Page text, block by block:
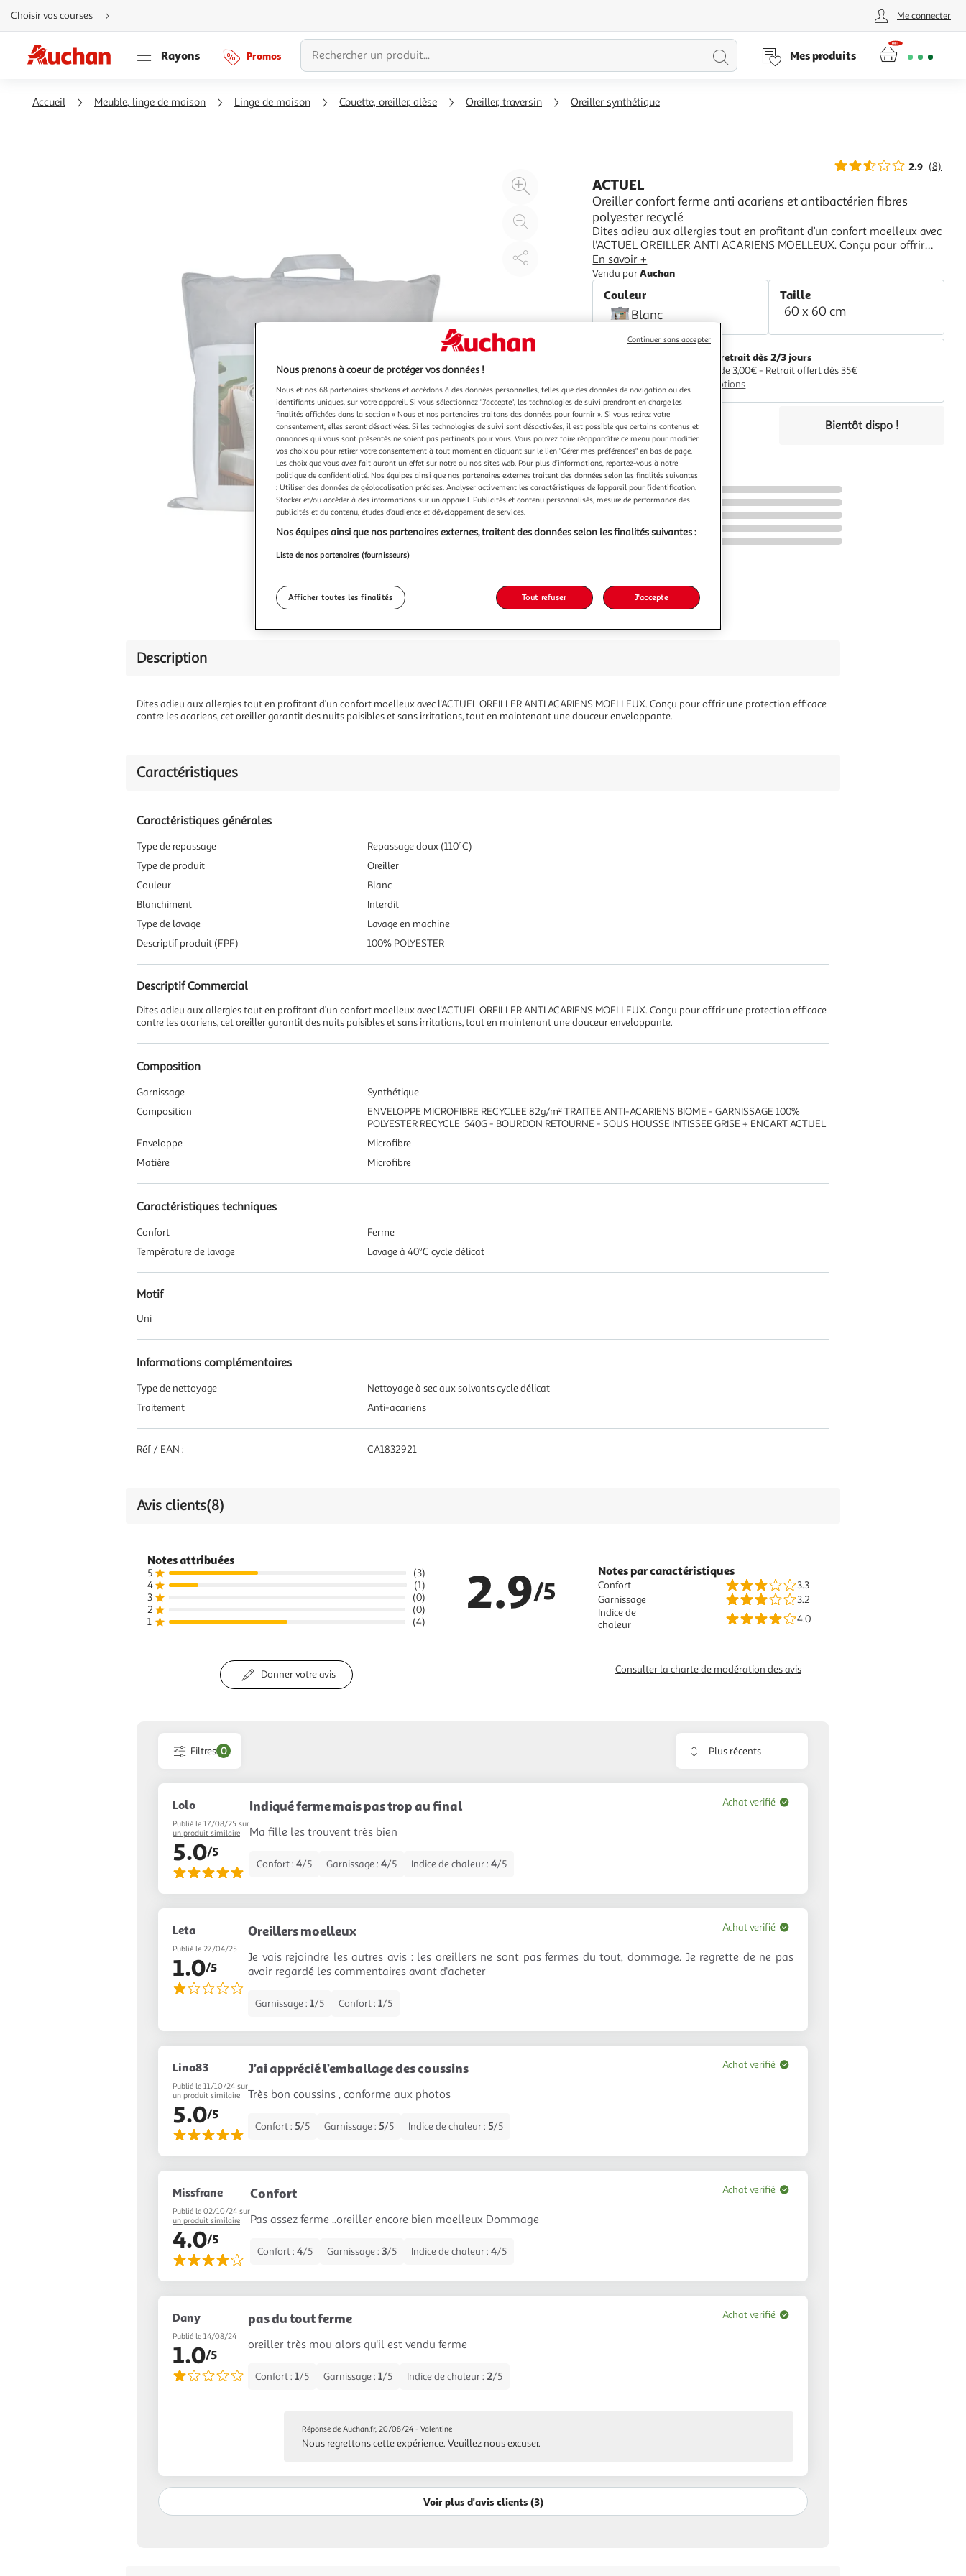
Aller
directement
au
Aller
directement
à
Aller
directement
Choisir vos courses Me connecter
Rayons Promos
Lancer
Mes produits
Accueil Meuble, linge de maison Linge de maison Couette, oreiller, alèse Oreiller, traversin Oreiller synthétique
Agrandir
l'illustration
l'illustration
Partager
2.9 (8)
ACTUEL
Oreiller confort ferme anti acariens et antibactérien fibres
polyester recyclé
Dites adieu aux allergies tout en profitant d’un confort moelleux avec
l'ACTUEL OREILLER ANTI ACARIENS MOELLEUX. Conçu pour offrir
une protection efficace contre les acariens, cet oreiller garantit des
nuits paisibles et sans irritations, tout en maintenant une douceur
enveloppante.
En savoir +
Vendu parAuchan
Couleur
Blanc
Taille
60 x 60 cm
Livr. ou retrait dès 2/3 jours
A partir de 3,00€ - Retrait offert dès 35€
Plus d'options
10,99€
10,99€ / pce
Bientôt dispo !
Description
Dites adieu aux allergies tout en profitant d’un confort moelleux avec l'ACTUEL OREILLER ANTI ACARIENS MOELLEUX. Conçu pour offrir une protection efficace
contre les acariens, cet oreiller garantit des nuits paisibles et sans irritations, tout en maintenant une douceur enveloppante.
Caractéristiques
Caractéristiques générales
Type de repassage
Repassage doux (110°C)
Type de produit
Oreiller
Couleur
Blanc
Blanchiment
Interdit
Type de lavage
Lavage en machine
Descriptif produit (FPF)
100% POLYESTER
Descriptif Commercial
Dites adieu aux allergies tout en profitant d’un confort moelleux avec l'ACTUEL OREILLER ANTI ACARIENS MOELLEUX. Conçu pour offrir une protection efficace
contre les acariens, cet oreiller garantit des nuits paisibles et sans irritations, tout en maintenant une douceur enveloppante.
Composition
Garnissage
Synthétique
Composition
ENVELOPPE MICROFIBRE RECYCLEE 82g/m² TRAITEE ANTI-ACARIENS BIOME - GARNISSAGE 100%
POLYESTER RECYCLE 540G - BOURDON RETOURNE - SOUS HOUSSE INTISSEE GRISE + ENCART ACTUEL
Enveloppe
Microfibre
Matière
Microfibre
Caractéristiques techniques
Confort
Ferme
Température de lavage
Lavage à 40°C cycle délicat
Motif
Uni
Informations complémentaires
Type de nettoyage
Nettoyage à sec aux solvants cycle délicat
Traitement
Anti-acariens
Réf / EAN : CA1832921
Avis clients(8)
Notes attribuées
5
(3)
4
(1)
3
(0)
2
(0)
1
(4)
2.9/5
Donner votre avis
Notes par caractéristiques
Confort
3.3
Garnissage
3.2
Indice de
chaleur
4.0
Consulter la charte de modération des avis
Filtres 0
Trier
avis
Lolo
Publié le 17/08/25 sur
un produit similaire
5.0/5
Indiqué ferme mais pas trop au final
Ma fille les trouvent très bien
Confort : 4/5 Garnissage : 4/5 Indice de chaleur : 4/5
Achat verifié
Leta
Publié le 27/04/25
1.0/5
Oreillers moelleux
Je vais rejoindre les autres avis : les oreillers ne sont pas fermes du tout, dommage. Je regrette de ne pas
avoir regardé les commentaires avant d'acheter
Garnissage : 1/5 Confort : 1/5
Achat verifié
Lina83
Publié le 11/10/24 sur
un produit similaire
5.0/5
J’ai apprécié l’emballage des coussins
Très bon coussins , conforme aux photos
Confort : 5/5 Garnissage : 5/5 Indice de chaleur : 5/5
Achat verifié
Missfrane
Publié le 02/10/24 sur
un produit similaire
4.0/5
Confort
Pas assez ferme ..oreiller encore bien moelleux Dommage
Confort : 4/5 Garnissage : 3/5 Indice de chaleur : 4/5
Achat verifié
Dany
Publié le 14/08/24
1.0/5
pas du tout ferme
oreiller très mou alors qu'il est vendu ferme
Confort : 1/5 Garnissage : 1/5 Indice de chaleur : 2/5
Réponse de Auchan.fr, 20/08/24 - Valentine
Nous regrettons cette expérience. Veuillez nous excuser.
Achat verifié
Voir plus d'avis clients (3)
Nous prenons à coeur de protéger vos données !
Nous et nos 68 partenaires stockons et accédons à des données personnelles, telles que des données de navigation ou des
identifiants uniques, sur votre appareil. Si vous sélectionnez "J'accepte", les technologies de suivi prendront en charge les
finalités affichées dans la section « Nous et nos partenaires traitons des données pour fournir ». Si vous retirez votre
consentement, elles seront désactivées. Si les technologies de suivi sont désactivées, il est possible que certains contenus et
annonces qui vous sont présentés ne soient pas pertinents pour vous. Vous pouvez faire réapparaître ce menu pour modifier
vos choix ou pour retirer votre consentement à tout moment en cliquant sur le lien "Gérer mes préférences" en bas de page.
Les choix que vous avez fait auront un effet sur notre ou nos sites web. Pour plus d’informations, reportez-vous à notre
politique de confidentialité. Nos équipes ainsi que nos partenaires externes traitent des données selon les finalités suivantes
: Utiliser des données de géolocalisation précises. Analyser activement les caractéristiques de l’appareil pour l’identification.
Stocker et/ou accéder à des informations sur un appareil. Publicités et contenu personnalisés, mesure de performance des
publicités et du contenu, études d’audience et développement de services.
Nos équipes ainsi que nos partenaires externes, traitent des données selon les finalités suivantes :
Liste de nos partenaires (fournisseurs)
Afficher toutes les finalités Tout refuser J'accepte
Continuer sans accepter